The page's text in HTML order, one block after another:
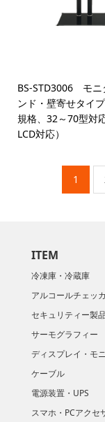
BS-STD3006 モニ
ンド・壁寄せタイ
規格、32～70型対
LCD対応）
1
ITEM
冷凍庫・冷蔵庫
アルコールチェッ
セキュリティー製品
サーモグラフィー
ディスプレイ・モ
ケーブル
電源装置・UPS
スマホ・PCアクセ